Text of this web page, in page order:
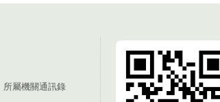
所屬機關通訊錄